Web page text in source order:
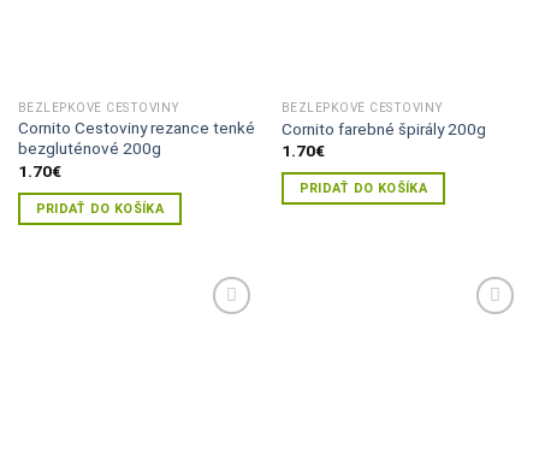
BEZLEPKOVÉ CESTOVINY
Cornito Cestoviny rezance tenké
bezgluténové 200g
1.70€
PRIDAŤ DO KOŠÍKA
BEZLEPKOVÉ CESTOVINY
Cornito farebné špirály 200g
1.70€
PRIDAŤ DO KOŠÍKA